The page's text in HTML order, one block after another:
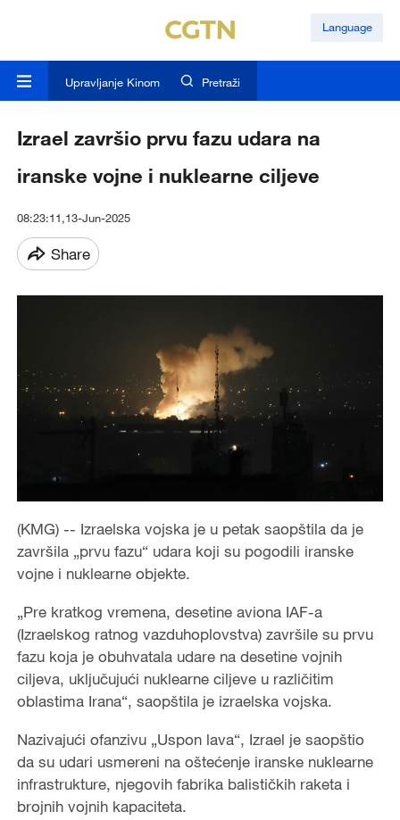
Language
Upravljanje Kinom Pretraži
Izrael završio prvu fazu udara na
iranske vojne i nuklearne ciljeve
08:23:11,13-Jun-2025
Share
(KMG) -- Izraelska vojska je u petak saopštila da je
završila „prvu fazu“ udara koji su pogodili iranske
vojne i nuklearne objekte.
„Pre kratkog vremena, desetine aviona IAF-a
(Izraelskog ratnog vazduhoplovstva) završile su prvu
fazu koja je obuhvatala udare na desetine vojnih
ciljeva, uključujući nuklearne ciljeve u različitim
oblastima Irana“, saopštila je izraelska vojska.
Nazivajući ofanzivu „Uspon lava“, Izrael je saopštio
da su udari usmereni na oštećenje iranske nuklearne
infrastrukture, njegovih fabrika balističkih raketa i
brojnih vojnih kapaciteta.